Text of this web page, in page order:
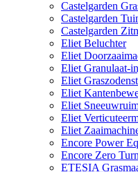
Castelgarden
Castelgarden
Castelgarden
Eliet Beluchter
Eliet
Eliet Granulaat-
Eliet
Eliet
Eliet
Eliet
Eliet
Encore Power
Encore Zero
ETESIA